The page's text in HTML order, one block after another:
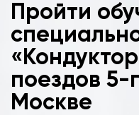
Пройти
поездов 5-
Москве